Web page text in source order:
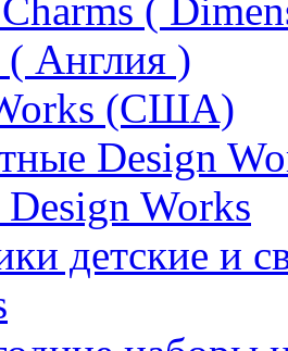
(
( Англия )
(США)
Design
Works
детские и